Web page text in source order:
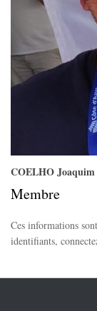
COELHO Joaquim
Membre
Ces informations
identifiants,